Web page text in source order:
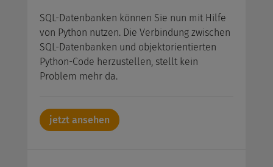
SQL-Datenbanken können Sie nun mit Hilfe
von Python nutzen. Die Verbindung zwischen
SQL-Datenbanken und objektorientierten
Python-Code herzustellen, stellt kein
Problem mehr da.
jetzt ansehen